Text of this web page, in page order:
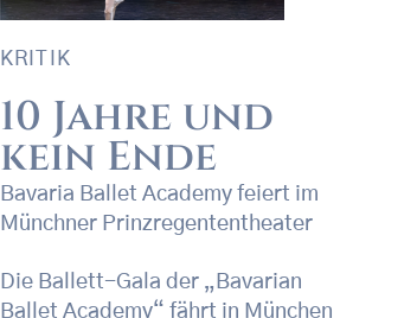
KRITIK
10 Jahre und
kein Ende
Bavaria Ballet Academy feiert im
Münchner Prinzregententheater
Die Ballett-Gala der „Bavarian
Ballet Academy“ fährt in München